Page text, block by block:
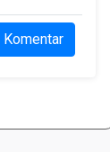
Komentar